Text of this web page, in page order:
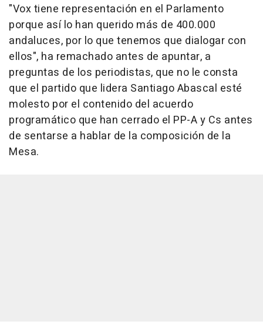
"Vox tiene representación en el Parlamento
porque así lo han querido más de 400.000
andaluces, por lo que tenemos que dialogar con
ellos", ha remachado antes de apuntar, a
preguntas de los periodistas, que no le consta
que el partido que lidera Santiago Abascal esté
molesto por el contenido del acuerdo
programático que han cerrado el PP-A y Cs antes
de sentarse a hablar de la composición de la
Mesa.